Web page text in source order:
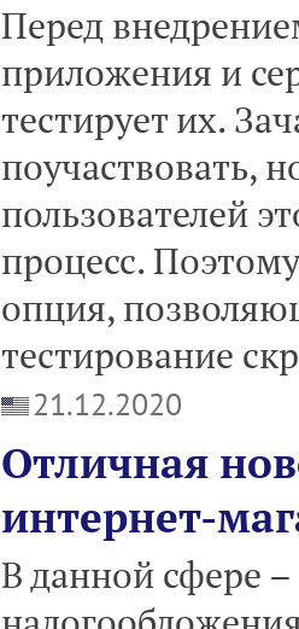
Перед
приложения и
тестирует их.
поучаствовать,
пользователей
процесс.
опция,
тестирование
21.12.2020
Отличная
интернет-
В данной сфере